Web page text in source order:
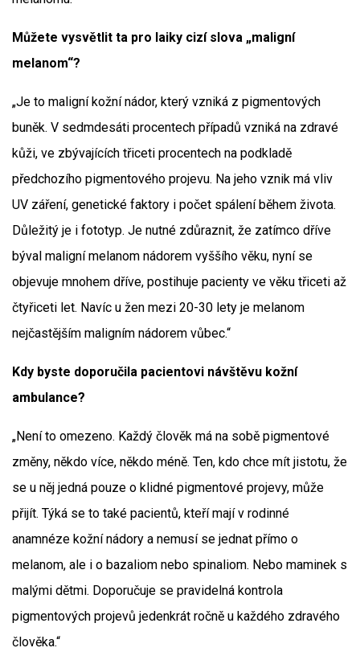
Můžete vysvětlit ta pro laiky cizí slova „maligní
melanom“?
„Je to maligní kožní nádor, který vzniká z pigmentových
buněk. V sedmdesáti procentech případů vzniká na zdravé
kůži, ve zbývajících třiceti procentech na podkladě
předchozího pigmentového projevu. Na jeho vznik má vliv
UV záření, genetické faktory i počet spálení během života.
Důležitý je i fototyp. Je nutné zdůraznit, že zatímco dříve
býval maligní melanom nádorem vyššího věku, nyní se
objevuje mnohem dříve, postihuje pacienty ve věku třiceti až
čtyřiceti let. Navíc u žen mezi 20-30 lety je melanom
nejčastějším maligním nádorem vůbec.“
Kdy byste doporučila pacientovi návštěvu kožní
ambulance?
„Není to omezeno. Každý člověk má na sobě pigmentové
změny, někdo více, někdo méně. Ten, kdo chce mít jistotu, že
se u něj jedná pouze o klidné pigmentové projevy, může
přijít. Týká se to také pacientů, kteří mají v rodinné
anamnéze kožní nádory a nemusí se jednat přímo o
melanom, ale i o bazaliom nebo spinaliom. Nebo maminek s
malými dětmi. Doporučuje se pravidelná kontrola
pigmentových projevů jedenkrát ročně u každého zdravého
člověka.“